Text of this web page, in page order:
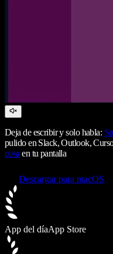
Deja de escribir y solo habla:
pulido en Slack, Outlook,
cosa en tu pantalla
Descargar para macOS
App del díaApp Store